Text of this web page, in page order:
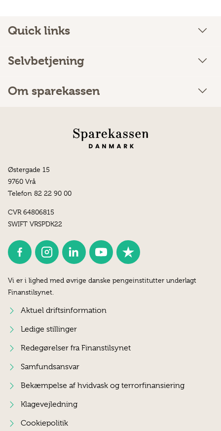
Quick links
Selvbetjening
Om sparekassen
Østergade 15
9760 Vrå
Telefon 82 22 90 00
CVR 64806815
SWIFT VRSPDK22
Vi er i lighed med øvrige danske pengeinstitutter underlagt
Finanstilsynet.
Aktuel driftsinformation
Ledige stillinger
Redegørelser fra Finanstilsynet
Samfundsansvar
Bekæmpelse af hvidvask og terrorfinansiering
Klagevejledning
Cookiepolitik